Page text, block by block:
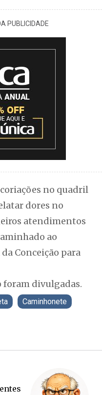
PUBLICIDADE
no quadril
dores no
atendimentos
ao
Conceição para
foram divulgadas.
Caminhonete
O